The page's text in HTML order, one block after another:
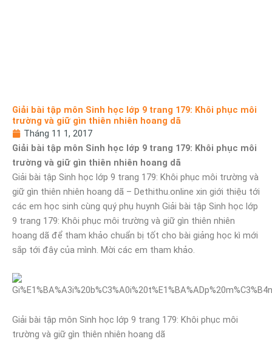
Giải bài tập môn Sinh học lớp 9 trang 179: Khôi phục môi
trường và giữ gìn thiên nhiên hoang dã
Tháng 11 1, 2017
Giải bài tập môn Sinh học lớp 9 trang 179: Khôi phục môi
trường và giữ gìn thiên nhiên hoang dã
Giải bài tập Sinh học lớp 9 trang 179: Khôi phục môi trường và
giữ gìn thiên nhiên hoang dã – Dethithu.online xin giới thiệu tới
các em học sinh cùng quý phụ huynh Giải bài tập Sinh học lớp
9 trang 179: Khôi phục môi trường và giữ gìn thiên nhiên
hoang dã để tham khảo chuẩn bị tốt cho bài giảng học kì mới
sắp tới đây của mình. Mời các em tham khảo.
Giải bài tập môn Sinh học lớp 9 trang 179: Khôi phục môi
trường và giữ gìn thiên nhiên hoang dã